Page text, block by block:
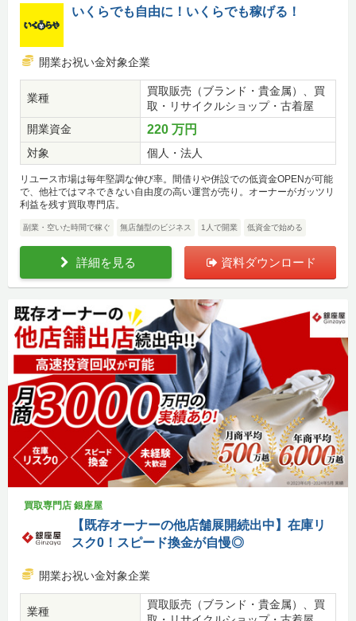
いくらでも自由に！いくらでも稼げる！
開業お祝い金対象企業
業種
買取販売（ブランド・貴金属）、買
取・リサイクルショップ・古着屋
開業資金
220 万円
対象 個人・法人
リユース市場は毎年堅調な伸び率。間借りや併設での低資金OPENが可能
で、他社ではマネできない自由度の高い運営が売り。オーナーがガッツリ
利益を残す買取専門店。
副業・空いた時間で稼ぐ 無店舗型のビジネス 1人で開業 低資金で始める
詳細を見る 資料ダウンロード
買取専門店 銀座屋
【既存オーナーの他店舗展開続出中】在庫リ
スク0！スピード換金が自慢◎
開業お祝い金対象企業
業種
買取販売（ブランド・貴金属）、買